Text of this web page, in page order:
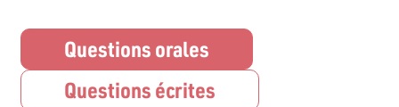
Questions orales
Questions écrites